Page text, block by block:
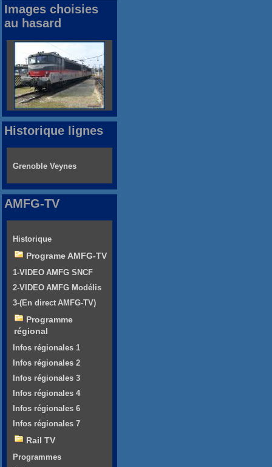
Images choisies
au hasard
Historique lignes
Grenoble Veynes
AMFG-TV
Historique
Programe AMFG-TV
1-VIDEO AMFG SNCF
2-VIDEO AMFG Modélis
3-(En direct AMFG-TV)
Programme
régional
Infos régionales 1
Infos régionales 2
Infos régionales 3
Infos régionales 4
Infos régionales 6
Infos régionales 7
Rail TV
Programmes